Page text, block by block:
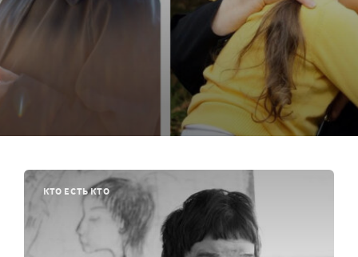
КТО ЕСТЬ КТО